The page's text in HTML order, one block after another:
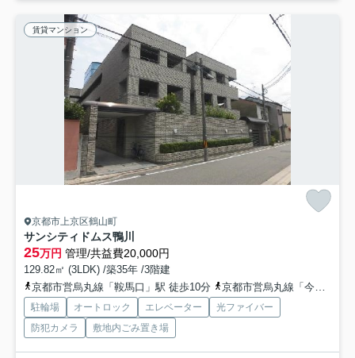
賃貸マンション
京都市上京区鶴山町
サンシティドムス鴨川
25万円 管理/共益費20,000円
129.82㎡ (3LDK) /築35年 /3階建
京都市営烏丸線「鞍馬口」駅 徒歩10分
京都市営烏丸線「今出川」駅 徒歩16分
駐輪場 オートロック エレベーター
光ファイバー
防犯カメラ
敷地内ごみ置き場